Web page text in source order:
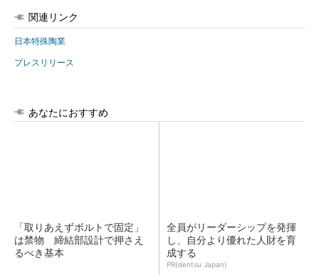
関連リンク
日本特殊陶業
プレスリリース
あなたにおすすめ
「取りあえずボルトで固定」
は禁物 締結部設計で押さえ
るべき基本
全員がリーダーシップを発揮
し、自分より優れた人財を育
成する
PR(dentsu Japan)